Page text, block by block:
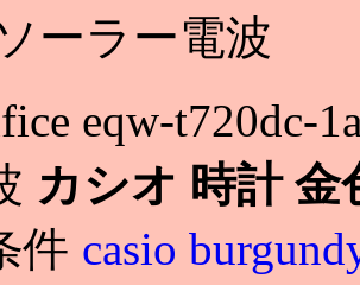
ーラー電波
eqw-
カシオ 時計 金
件 casio